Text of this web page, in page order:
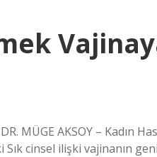
MÜGE AKSOY – Kadın
cinsel ilişki vajinanın